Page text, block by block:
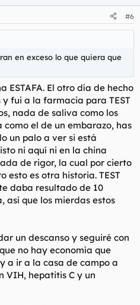
#6
en exceso lo que quiera que
ESTAFA. El otro día de hecho
fui a la farmacia para TEST
nada de saliva como los
como el de un embarazo, has
un palo a ver si está
ni aquí ni en la china
de rigor, la cual por cierto
esto es otra historia. TEST
te daba resultado de 10
así que los mierdas estos
un descanso y seguiré con
no hay economía que
a ir a la casa de campo a
VIH, hepatitis C y un